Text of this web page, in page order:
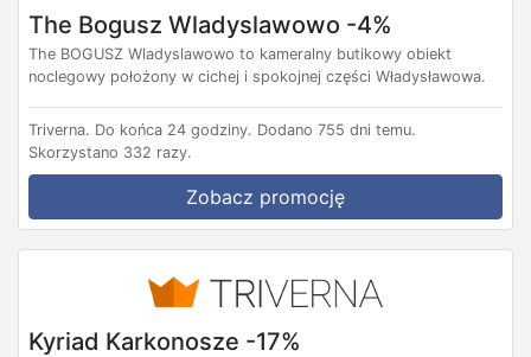
The Bogusz Wladyslawowo -4%
The BOGUSZ Wladyslawowo to kameralny butikowy obiekt
noclegowy położony w cichej i spokojnej części Władysławowa.
Triverna. Do końca 24 godziny. Dodano 755 dni temu.
Skorzystano 332 razy.
Zobacz promocję
Kyriad Karkonosze -17%